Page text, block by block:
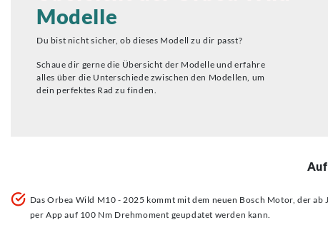
Modelle
Du bist nicht sicher, ob dieses Modell zu dir passt?
Schaue dir gerne die Übersicht der Modelle und erfahre
alles über die Unterschiede zwischen den Modellen, um
dein perfektes Rad zu finden.
Das Orbea Wild M10 - 2025 kommt mit dem neuen Bosch Motor, der ab
per App auf 100 Nm Drehmoment geupdatet werden kann.